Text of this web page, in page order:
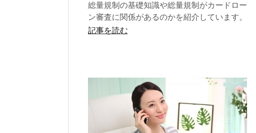
総量規制の基礎知識や総量規制がカードロー
ン審査に関係があるのかを紹介しています。
記事を読む